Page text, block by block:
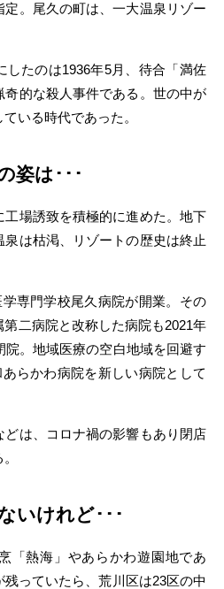
。尾久の町は、一大温泉リゾー
たのは1936年5月、待合「満佐
的な殺人事件である。世の中が
いる時代であった。
姿は･･･
場誘致を積極的に進めた。地下
は枯渇、リゾートの歴史は終止
専門学校尾久病院が開業。その
二病院と改称した病院も2021年
院。地域医療の空白地域を回避す
らかわ病院を新しい病院として
は、コロナ禍の影響もあり閉店
いけれど･･･
「熱海」やあらかわ遊園地であ
っていたら、荒川区は23区の中